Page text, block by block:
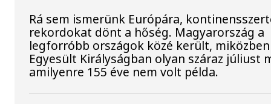
Rá sem ismerünk Európára,
rekordokat dönt a hőség. Magyarország a
legforróbb országok közé került,
Egyesült Királyságban olyan száraz júliust
amilyenre 155 éve nem volt példa.